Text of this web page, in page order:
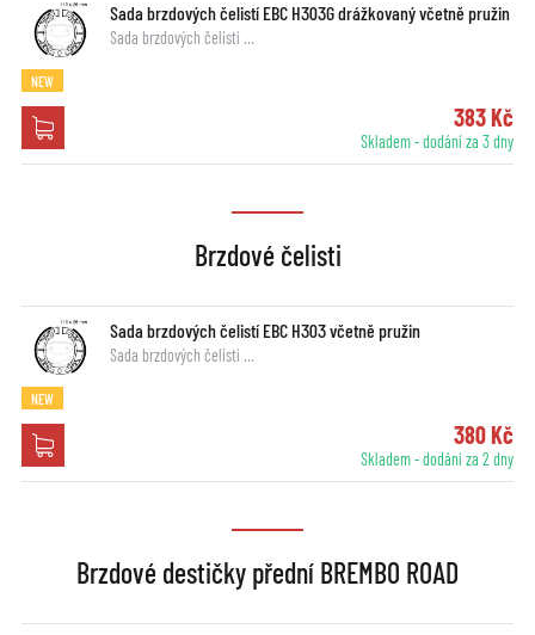
Sada brzdových čelistí EBC H303G drážkovaný včetně pružin
Sada brzdových čelistí …
NEW
383 Kč
Skladem - dodání za 3 dny
Brzdové čelisti
Sada brzdových čelistí EBC H303 včetně pružin
Sada brzdových čelistí …
NEW
380 Kč
Skladem - dodání za 2 dny
Brzdové destičky přední BREMBO ROAD